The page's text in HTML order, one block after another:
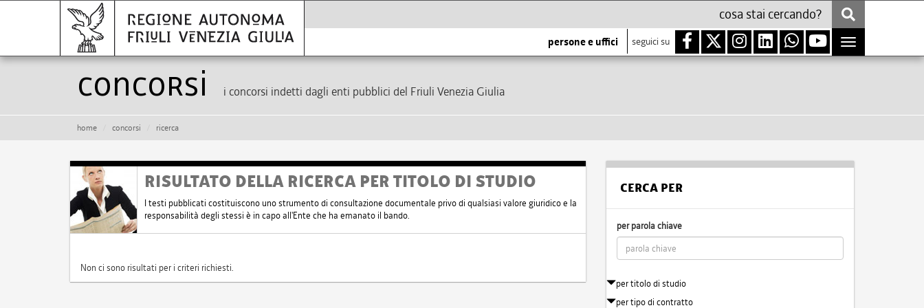
persone e uffici seguici su
Toggle
navigation
Concorsi i concorsi indetti dagli enti pubblici del Friuli Venezia Giulia
home concorsi ricerca
RISULTATO DELLA RICERCA PER TITOLO DI STUDIO
I testi pubblicati costituiscono uno strumento di consultazione documentale privo di qualsiasi valore giuridico e la
responsabilità degli stessi è in capo all'Ente che ha emanato il bando.
Non ci sono risultati per i criteri richiesti.
CERCA PER
per parola chiave
per titolo di studio
per tipo di contratto